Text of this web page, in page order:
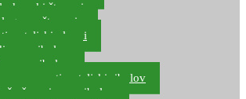
štapovi
štapovi
plovci
za ribolov
za ribolov
za natjecateljski ribolov
čuvarice za ribolov